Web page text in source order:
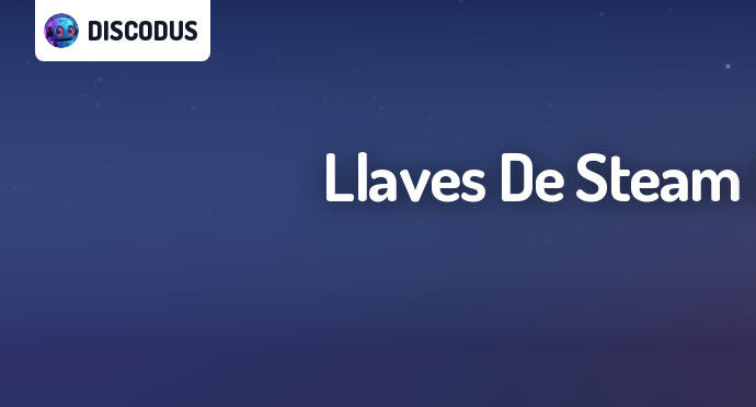
DISCODUS
Llaves De Steam